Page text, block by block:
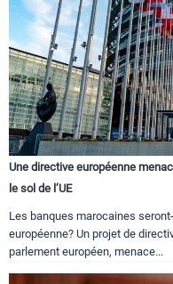
Une directive européenne
le sol de l’UE
Les banques marocaines
européenne? Un projet de
parlement européen, menace...